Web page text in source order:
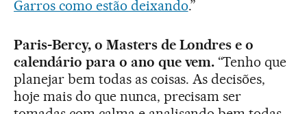
Garros como estão deixando.”
Paris-Bercy, o Masters de Londres e o
calendário para o ano que vem.“Tenho que
planejar bem todas as coisas. As decisões,
hoje mais do que nunca, precisam ser